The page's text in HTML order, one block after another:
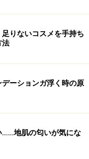
料を十分に泡立てた
肌の上で転がすよう
泡のクッションを狭
必要な油分まで洗い
すくなり、乾燥を招
やすすぎは、人肌
水圧が予想以上に肌
でぬるま湯をすく
りないコスメを手持ち
法
ーションガ浮く時の原
……地肌の匂いが気にな